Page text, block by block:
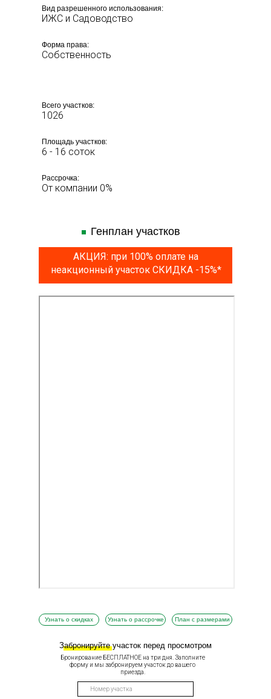
ИЖС и Садоводство
Вид разрешенного использования:
Собственность
Форма права:
1026
Всего участков:
6 - 16 соток
Площадь участков:
От компании 0%
Рассрочка:
Генплан участков
АКЦИЯ: при 100% оплате на
неакционный участок СКИДКА -15%*
Узнать о скидках Узнать о рассрочке План с размерами
Забронируйте участок перед просмотром
Бронирование БЕСПЛАТНОЕ на три дня. Заполните
форму и мы забронируем участок до вашего
приезда.